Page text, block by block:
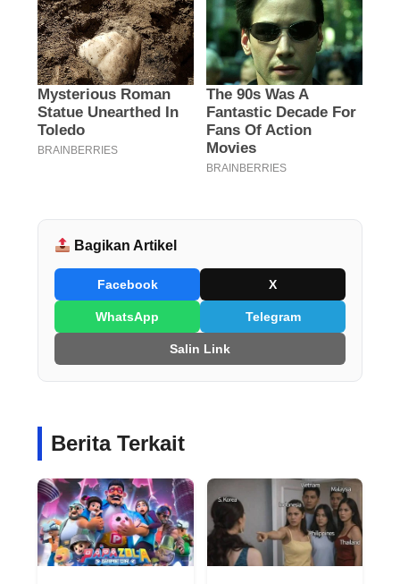
Bagikan Artikel
Facebook X
WhatsApp Telegram
Salin Link
Berita Terkait